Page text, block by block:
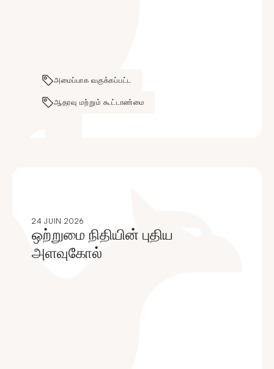
அமைப்பாக வகுக்கப்பட்ட
ஆதரவு மற்றும் கூட்டாண்மை
24 JUIN 2026
ஒற்றுமை நிதியின் புதிய
அளவுகோல்